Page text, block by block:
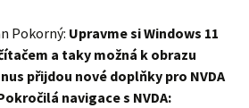
Pokorný: Upravme si Windows 11
a taky možná k obrazu
přijdou nové doplňky pro NVDA
navigace s NVDA: